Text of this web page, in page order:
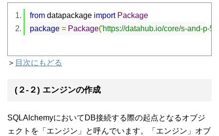
from datapackage import Package
package = Package('https://datahub.io/core/s-and-p-
＞ 目次にもどる
(２-２) エンジンの作成
SQLAlchemyにおいてDB接続する際の起点となるオブジ
ェクトを「エンジン」と呼んでいます。「エンジン」オブ